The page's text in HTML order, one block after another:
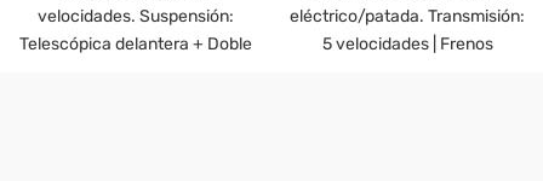
velocidades. Suspensión:
Telescópica delantera + Doble
eléctrico/patada. Transmisión:
5 velocidades | Frenos